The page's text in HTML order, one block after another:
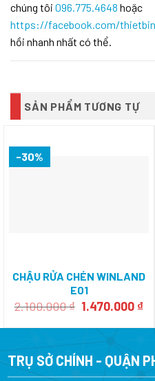
chúng tôi 096.775.4648 hoặc
https://facebook.com/
hồi nhanh nhất có thể.
SẢN PHẨM TƯƠNG TỰ
-30%
CHẬU RỬA CHÉN WINLAND
E01
2.100.000₫ Giá
là:
1.470.000 ₫Giá
TRỤ SỞ CHÍNH - QUẬN